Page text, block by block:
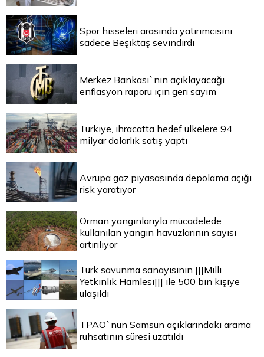
Spor hisseleri arasında yatırımcısını
sadece Beşiktaş sevindirdi
Merkez Bankası`nın açıklayacağı
enflasyon raporu için geri sayım
Türkiye, ihracatta hedef ülkelere 94
milyar dolarlık satış yaptı
Avrupa gaz piyasasında depolama açığı
risk yaratıyor
Orman yangınlarıyla mücadelede
kullanılan yangın havuzlarının sayısı
artırılıyor
Türk savunma sanayisinin |||Milli
Yetkinlik Hamlesi||| ile 500 bin kişiye
ulaşıldı
TPAO`nun Samsun açıklarındaki arama
ruhsatının süresi uzatıldı